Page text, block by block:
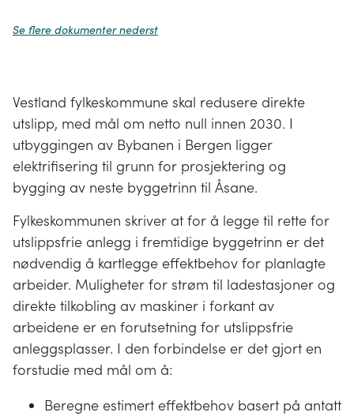
Se flere dokumenter nederst
Vestland fylkeskommune skal redusere direkte
utslipp, med mål om netto null innen 2030. I
utbyggingen av Bybanen i Bergen ligger
elektrifisering til grunn for prosjektering og
bygging av neste byggetrinn til Åsane.
Fylkeskommunen skriver at for å legge til rette for
utslippsfrie anlegg i fremtidige byggetrinn er det
nødvendig å kartlegge effektbehov for planlagte
arbeider. Muligheter for strøm til ladestasjoner og
direkte tilkobling av maskiner i forkant av
arbeidene er en forutsetning for utslippsfrie
anleggsplasser. I den forbindelse er det gjort en
forstudie med mål om å:
Beregne estimert effektbehov basert på antatt